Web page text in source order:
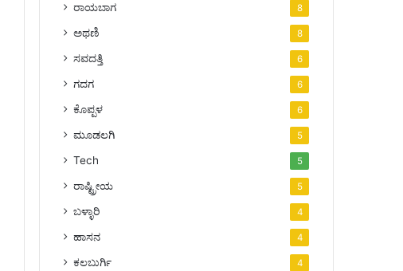
ರಾಯಬಾಗ 8
ಅಥಣಿ 8
ಸವದತ್ತಿ 6
ಗದಗ 6
ಕೊಪ್ಪಳ 6
ಮೂಡಲಗಿ 5
Tech 5
ರಾಷ್ಟ್ರೀಯ 5
ಬಳ್ಳಾರಿ 4
ಹಾಸನ 4
ಕಲಬುರ್ಗಿ 4